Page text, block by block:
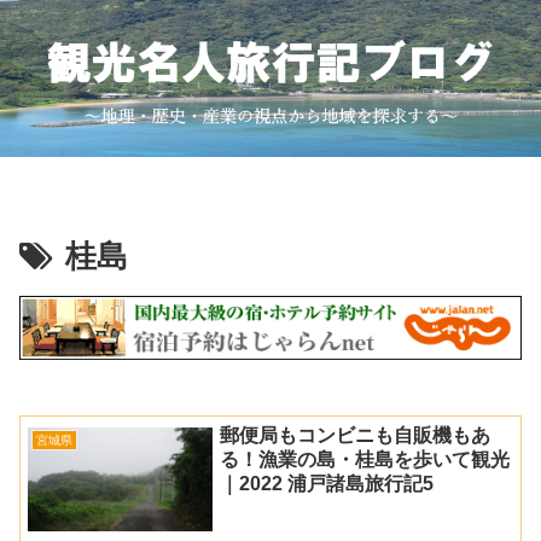
桂島
宮城県
郵便局もコンビニも自販機もあ
る！漁業の島・桂島を歩いて観光
｜2022 浦戸諸島旅行記5